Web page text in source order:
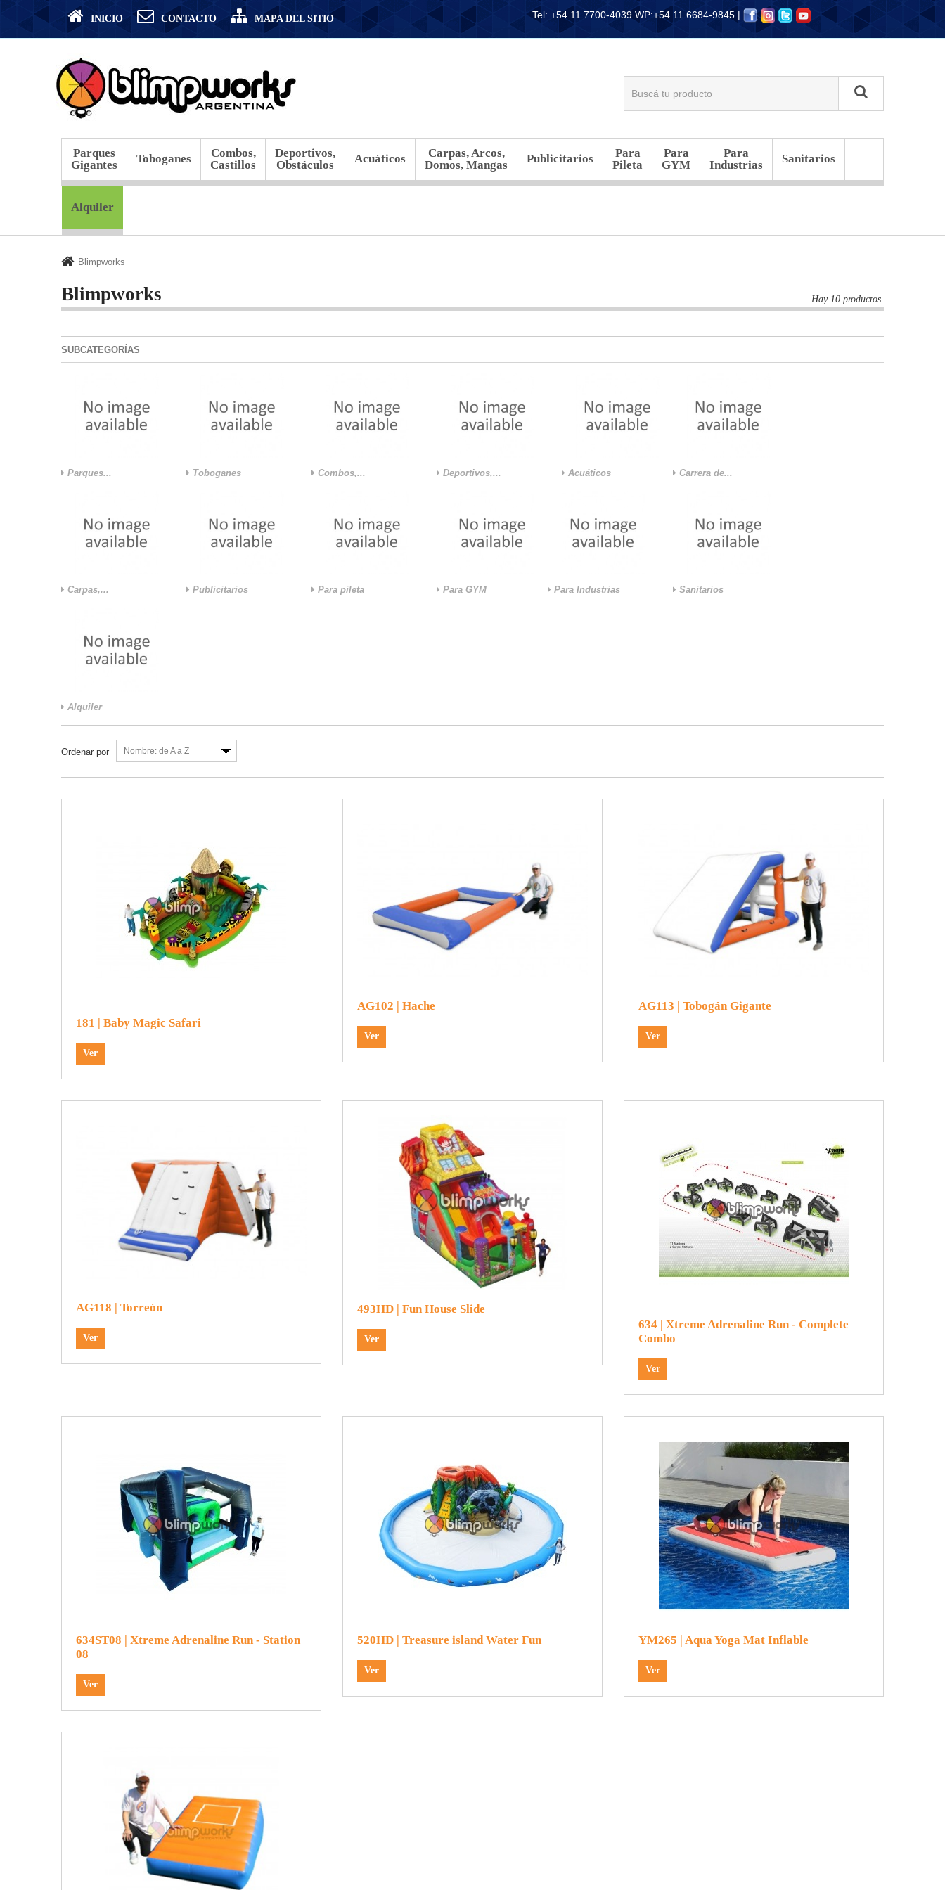
Tel: +54 11 7700-4039 WP:+54 11 6684-9845 |
INICIO CONTACTO MAPA DEL SITIO
Parques
Gigantes
Toboganes
Combos,
Castillos
Deportivos,
Obstáculos
Acuáticos
Carpas, Arcos,
Domos, Mangas
Publicitarios
Para
Pileta
Para
GYM
Para
Industrias
Sanitarios
Alquiler
Blimpworks
Blimpworks Hay 10 productos.
SUBCATEGORÍAS
Parques... Toboganes Combos,... Deportivos,... Acuáticos Carrera de...
Carpas,... Publicitarios Para pileta Para GYM Para Industrias Sanitarios
Alquiler
Ordenar por Nombre: de A a Z
181 | Baby Magic Safari
Ver
AG102 | Hache
Ver
AG113 | Tobogán Gigante
Ver
AG118 | Torreón
Ver
493HD | Fun House Slide
Ver
634 | Xtreme Adrenaline Run - Complete
Combo
Ver
634ST08 | Xtreme Adrenaline Run - Station
08
Ver
520HD | Treasure island Water Fun
Ver
YM265 | Aqua Yoga Mat Inflable
Ver